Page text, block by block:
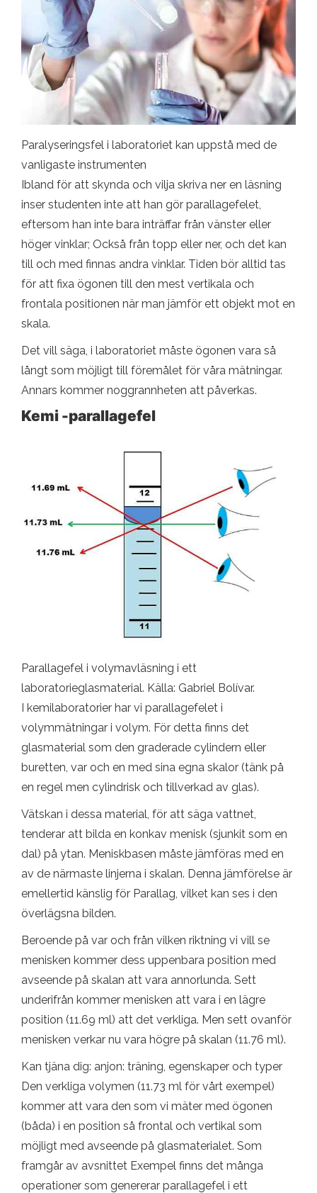
Paralyseringsfel i laboratoriet kan uppstå med de
vanligaste instrumenten
Ibland för att skynda och vilja skriva ner en läsning
inser studenten inte att han gör parallagefelet,
eftersom han inte bara inträffar från vänster eller
höger vinklar; Också från topp eller ner, och det kan
till och med finnas andra vinklar. Tiden bör alltid tas
för att fixa ögonen till den mest vertikala och
frontala positionen när man jämför ett objekt mot en
skala.
Det vill säga, i laboratoriet måste ögonen vara så
långt som möjligt till föremålet för våra mätningar.
Annars kommer noggrannheten att påverkas.
Kemi -parallagefel
Parallagefel i volymavläsning i ett
laboratorieglasmaterial. Källa: Gabriel Bolívar.
I kemilaboratorier har vi parallagefelet i
volymmätningar i volym. För detta finns det
glasmaterial som den graderade cylindern eller
buretten, var och en med sina egna skalor (tänk på
en regel men cylindrisk och tillverkad av glas).
Vätskan i dessa material, för att säga vattnet,
tenderar att bilda en konkav menisk (sjunkit som en
dal) på ytan. Meniskbasen måste jämföras med en
av de närmaste linjerna i skalan. Denna jämförelse är
emellertid känslig för Parallag, vilket kan ses i den
överlägsna bilden.
Beroende på var och från vilken riktning vi vill se
menisken kommer dess uppenbara position med
avseende på skalan att vara annorlunda. Sett
underifrån kommer menisken att vara i en lägre
position (11.69 ml) att det verkliga. Men sett ovanför
menisken verkar nu vara högre på skalan (11.76 ml).
Kan tjäna dig: anjon: träning, egenskaper och typer
Den verkliga volymen (11.73 ml för vårt exempel)
kommer att vara den som vi mäter med ögonen
(båda) i en position så frontal och vertikal som
möjligt med avseende på glasmaterialet. Som
framgår av avsnittet Exempel finns det många
operationer som genererar parallagefel i ett